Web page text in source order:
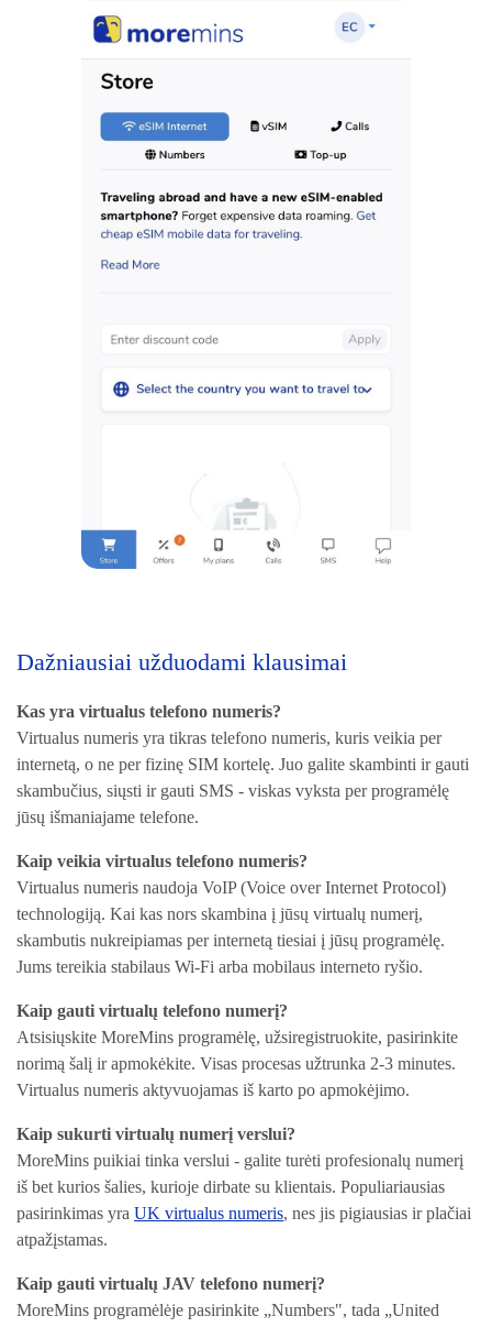
Dažniausiai užduodami klausimai
Kas yra virtualus telefono numeris?
Virtualus numeris yra tikras telefono numeris, kuris veikia per
internetą, o ne per fizinę SIM kortelę. Juo galite skambinti ir gauti
skambučius, siųsti ir gauti SMS - viskas vyksta per programėlę
jūsų išmaniajame telefone.
Kaip veikia virtualus telefono numeris?
Virtualus numeris naudoja VoIP (Voice over Internet Protocol)
technologiją. Kai kas nors skambina į jūsų virtualų numerį,
skambutis nukreipiamas per internetą tiesiai į jūsų programėlę.
Jums tereikia stabilaus Wi-Fi arba mobilaus interneto ryšio.
Kaip gauti virtualų telefono numerį?
Atsisiųskite MoreMins programėlę, užsiregistruokite, pasirinkite
norimą šalį ir apmokėkite. Visas procesas užtrunka 2-3 minutes.
Virtualus numeris aktyvuojamas iš karto po apmokėjimo.
Kaip sukurti virtualų numerį verslui?
MoreMins puikiai tinka verslui - galite turėti profesionalų numerį
iš bet kurios šalies, kurioje dirbate su klientais. Populiariausias
pasirinkimas yra UK virtualus numeris, nes jis pigiausias ir plačiai
atpažįstamas.
Kaip gauti virtualų JAV telefono numerį?
MoreMins programėlėje pasirinkite „Numbers", tada „United